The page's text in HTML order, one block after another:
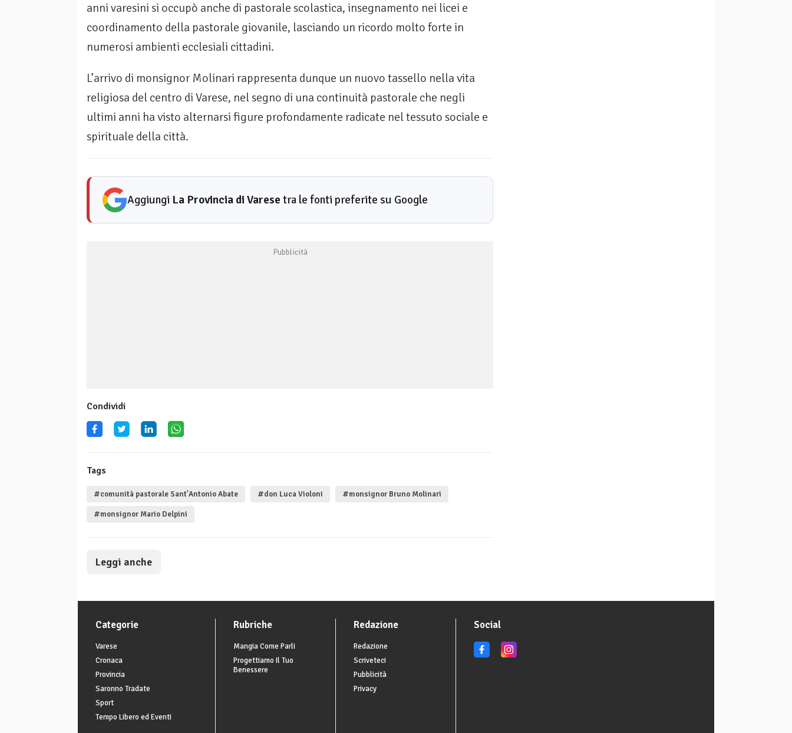
anni varesini si occupò anche di pastorale scolastica, insegnamento nei licei e
coordinamento della pastorale giovanile, lasciando un ricordo molto forte in
numerosi ambienti ecclesiali cittadini.
L’arrivo di monsignor Molinari rappresenta dunque un nuovo tassello nella vita
religiosa del centro di Varese, nel segno di una continuità pastorale che negli
ultimi anni ha visto alternarsi figure profondamente radicate nel tessuto sociale e
spirituale della città.
Aggiungi La Provincia di Varese tra le fonti preferite su Google
Condividi
Tags
#comunità pastorale Sant'Antonio Abate #don Luca Violoni #monsignor Bruno Molinari
#monsignor Mario Delpini
Leggi anche
Categorie
Varese
Cronaca
Provincia
Saronno Tradate
Sport
Tempo Libero ed Eventi
Rubriche
Mangia Come Parli
Progettiamo Il Tuo
Benessere
Redazione
Redazione
Scriveteci
Pubblicità
Privacy
Social